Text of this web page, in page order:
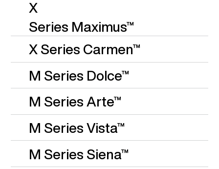
X
Series Maximus™
X Series Carmen™
M Series Dolce™
M Series Arte™
M Series Vista™
M Series Siena™